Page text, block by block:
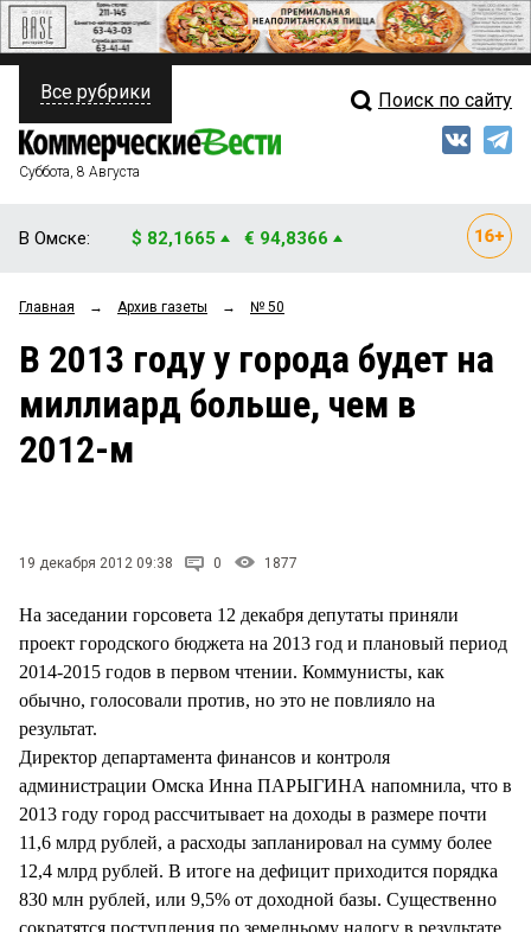
ПОЛИТИКА
ФИНАНСЫ
ОБЩЕСТВО
ЗАКОН
НОВОСТИ КОМПАНИЙ
Свежий выпуск
Рейтинги
Блоги
Все рубрики Поиск по сайту
Суббота, 8 Августа
В Омске: $ 82,1665 € 94,8366
Главная → Архив газеты → № 50
В 2013 году у города будет на
миллиард больше, чем в
2012-м
19 декабря 2012 09:38 0 1877
На заседании горсовета 12 декабря депутаты приняли
проект городского бюджета на 2013 год и плановый период
2014-2015 годов в первом чтении. Коммунисты, как
обычно, голосовали против, но это не повлияло на
результат.
Директор департамента финансов и контроля
администрации Омска Инна ПАРЫГИНА напомнила, что в
2013 году город рассчитывает на доходы в размере почти
11,6 млрд рублей, а расходы запланировал на сумму более
12,4 млрд рублей. В итоге на дефицит приходится порядка
830 млн рублей, или 9,5% от доходной базы. Существенно
сократятся поступления по земелньому налогу в результате